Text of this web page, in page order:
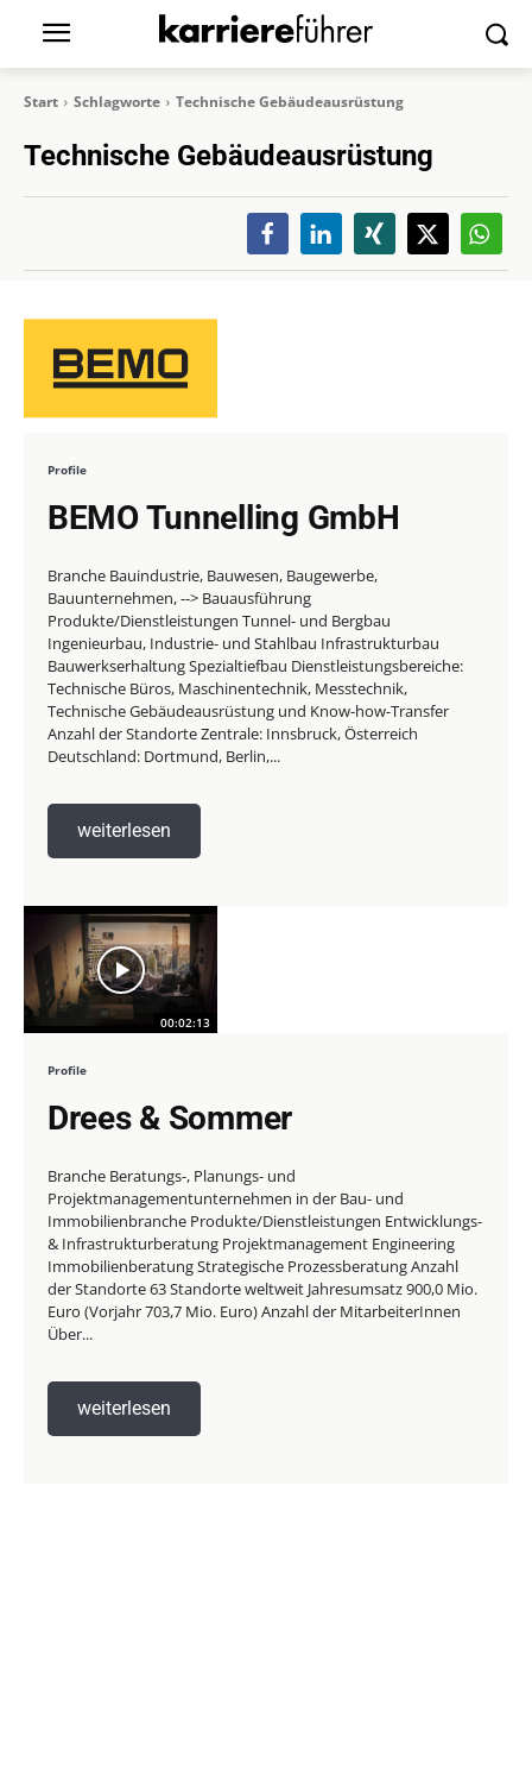
Start Schlagworte Technische Gebäudeausrüstung
Technische Gebäudeausrüstung
Profile
BEMO Tunnelling GmbH
Branche Bauindustrie, Bauwesen, Baugewerbe,
Bauunternehmen, --> Bauausführung
Produkte/Dienstleistungen Tunnel- und Bergbau
Ingenieurbau, Industrie- und Stahlbau Infrastrukturbau
Bauwerkserhaltung Spezialtiefbau Dienstleistungsbereiche:
Technische Büros, Maschinentechnik, Messtechnik,
Technische Gebäudeausrüstung und Know-how-Transfer
Anzahl der Standorte Zentrale: Innsbruck, Österreich
Deutschland: Dortmund, Berlin,...
weiterlesen
00:02:13
Profile
Drees & Sommer
Branche Beratungs-, Planungs- und
Projektmanagementunternehmen in der Bau- und
Immobilienbranche Produkte/Dienstleistungen Entwicklungs-
& Infrastrukturberatung Projektmanagement Engineering
Immobilienberatung Strategische Prozessberatung Anzahl
der Standorte 63 Standorte weltweit Jahresumsatz 900,0 Mio.
Euro (Vorjahr 703,7 Mio. Euro) Anzahl der MitarbeiterInnen
Über...
weiterlesen